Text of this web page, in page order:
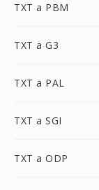
TXT a PBM
TXT a G3
TXT a PAL
TXT a SGI
TXT a ODP